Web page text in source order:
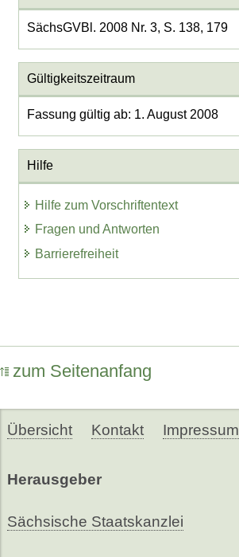
SächsGVBl. 2008 Nr. 3, S. 138, 179
Gültigkeitszeitraum
Fassung gültig ab: 1. August 2008
Hilfe
Hilfe zum Vorschriftentext
Fragen und Antworten
Barrierefreiheit
zum Seitenanfang
Übersicht Kontakt Impressum
Herausgeber
Sächsische Staatskanzlei